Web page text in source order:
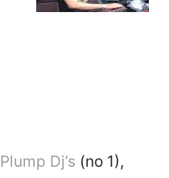
Plump Dj’s (no 1),